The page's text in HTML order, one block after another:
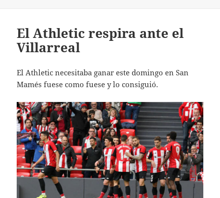
El Athletic respira ante el
Villarreal
El Athletic necesitaba ganar este domingo en San
Mamés fuese como fuese y lo consiguió.